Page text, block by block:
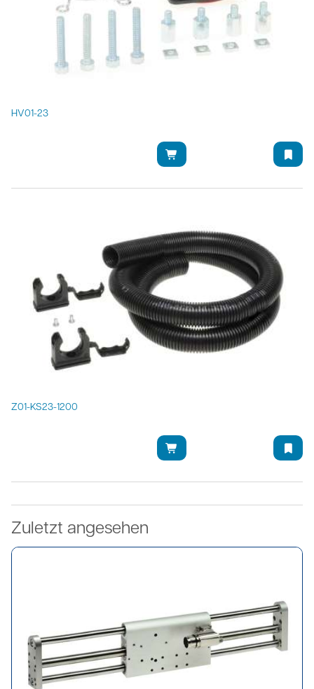
HV01-23
Z01-KS23-1200
Zuletzt angesehen